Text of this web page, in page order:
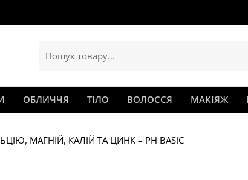
ОБЛИЧЧЯ ТІЛО ВОЛОССЯ МАКІЯЖ
МАГНІЙ, КАЛІЙ ТА ЦИНК – PH BASIC